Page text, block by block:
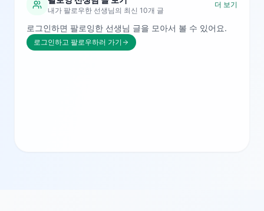
내가 팔로우한 선생님의 최신 10개 글
더 보기
로그인하면 팔로잉한 선생님 글을 모아서 볼 수 있어요.
로그인하고 팔로우하러 가기